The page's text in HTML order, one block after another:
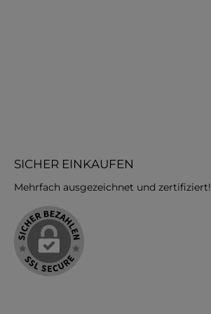
SICHER EINKAUFEN
Mehrfach ausgezeichnet und zertifiziert!